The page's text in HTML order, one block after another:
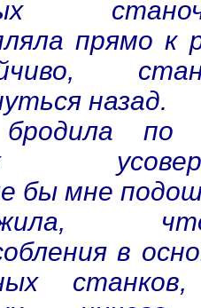
прямо к
назад.
по
бы мне
в